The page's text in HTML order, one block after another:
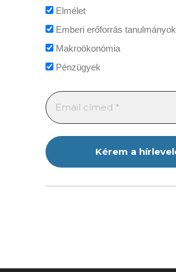
Elmélet
Emberi erőforrás tanulmányok
Makroökonómia
Pénzügyek